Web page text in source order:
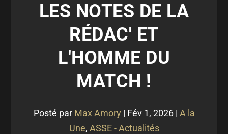
LES NOTES DE LA
RÉDAC' ET
L'HOMME DU
MATCH !
Posté par Max Amory | Fév 1, 2026| A la
Une, ASSE - Actualités